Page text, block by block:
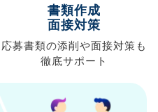
書類作成
面接対策
応募書類の添削や面接対策も
徹底サポート